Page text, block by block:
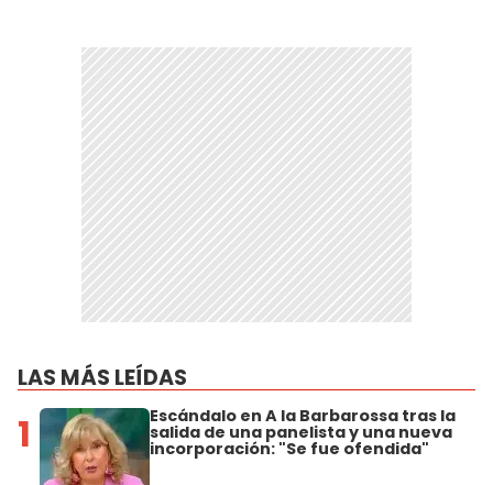
LAS MÁS LEÍDAS
1 Escándalo en A la Barbarossa tras la
salida de una panelista y una nueva
incorporación: "Se fue ofendida"